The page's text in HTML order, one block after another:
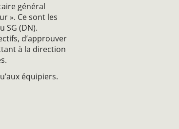
général
». Ce sont les
SG (DN).
d’approuver
à la direction
équipiers.